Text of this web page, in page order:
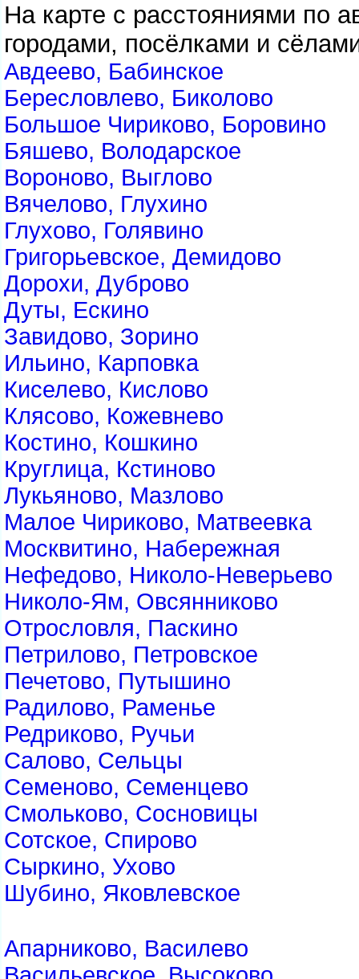
На карте с расстояниями по
городами, посёлками и
Авдеево, Бабинское
Бересловлево, Биколово
Большое Чириково, Боровино
Бяшево, Володарское
Вороново, Выглово
Вячелово, Глухино
Глухово, Голявино
Григорьевское, Демидово
Дорохи, Дуброво
Дуты, Ескино
Завидово, Зорино
Ильино, Карповка
Киселево, Кислово
Клясово, Кожевнево
Костино, Кошкино
Круглица, Кстиново
Лукьяново, Мазлово
Малое Чириково, Матвеевка
Москвитино, Набережная
Нефедово, Николо-Неверьево
Николо-Ям, Овсянниково
Отрословля, Паскино
Петрилово, Петровское
Печетово, Путышино
Радилово, Раменье
Редриково, Ручьи
Салово, Сельцы
Семеново, Семенцево
Смольково, Сосновицы
Сотское, Спирово
Сыркино, Ухово
Шубино, Яковлевское
Апарниково, Василево